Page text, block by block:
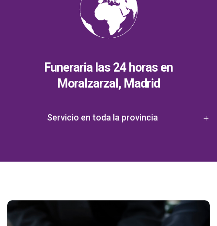
Funeraria las 24 horas en
Moralzarzal, Madrid
Servicio en toda la provincia